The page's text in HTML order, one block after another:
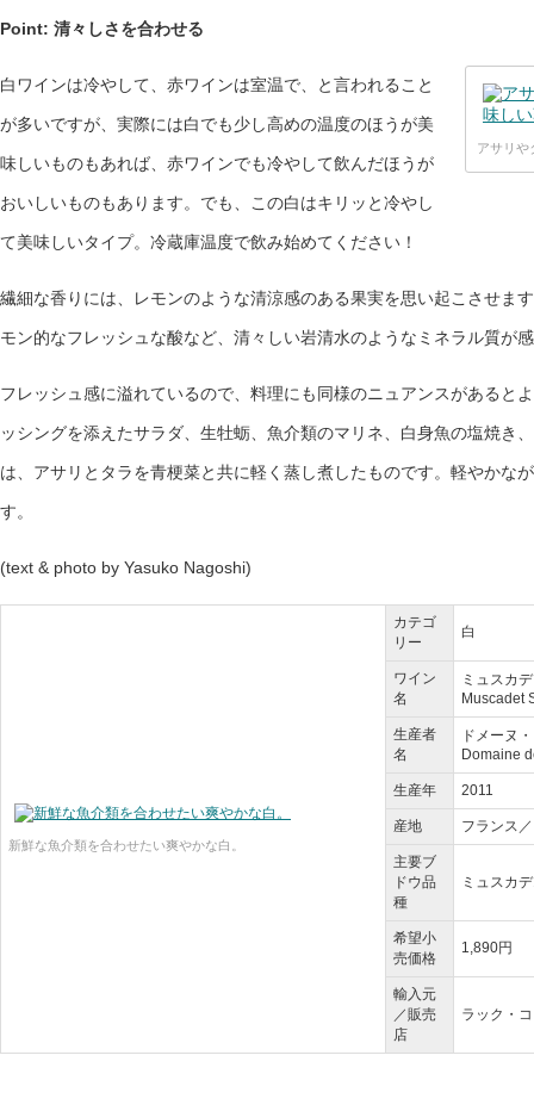
Point: 清々しさを合わせる
アサリや
白ワインは冷やして、赤ワインは室温で、と言われること
が多いですが、実際には白でも少し高めの温度のほうが美
味しいものもあれば、赤ワインでも冷やして飲んだほうが
おいしいものもあります。でも、この白はキリッと冷やし
て美味しいタイプ。冷蔵庫温度で飲み始めてください！
繊細な香りには、レモンのような清涼感のある果実を思い起こさせま
モン的なフレッシュな酸など、清々しい岩清水のようなミネラル質が
フレッシュ感に溢れているので、料理にも同様のニュアンスがあると
ッシングを添えたサラダ、生牡蛎、魚介類のマリネ、白身魚の塩焼き
は、アサリとタラを青梗菜と共に軽く蒸し煮したものです。軽やかな
す。
(text & photo by Yasuko Nagoshi)
新鮮な魚介類を合わせたい爽やかな白。
カテゴ
リー
白
ワイン
名
ミュスカ
Muscadet
生産者
名
ドメーヌ
Domaine
生産年 2011
産地 フランス
主要ブ
ドウ品
種
ミュスカ
希望小
売価格
1,890円
輸入元
／販売
店
ラック・